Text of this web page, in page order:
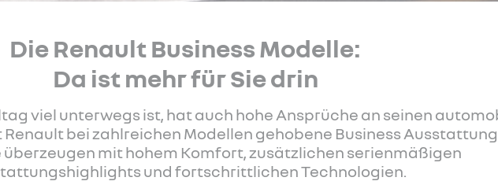
Die Renault Business Modelle:
Da ist mehr für Sie drin
viel unterwegs ist, hat auch hohe Ansprüche an seinen
bei zahlreichen Modellen gehobene Business
überzeugen mit hohem Komfort, zusätzlichen serienmäßigen
und fortschrittlichen Technologien.